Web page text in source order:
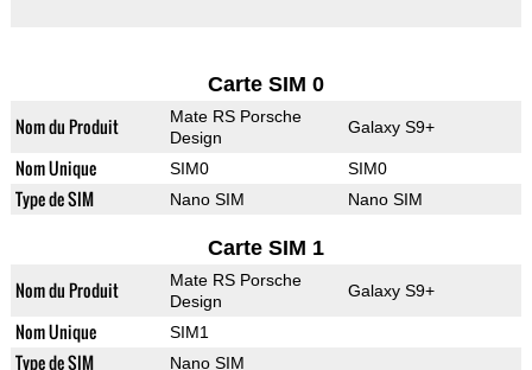
Carte SIM 0
Nom du Produit
Mate RS Porsche
Design
Galaxy S9+
Nom Unique SIM0 SIM0
Type de SIM Nano SIM Nano SIM
Carte SIM 1
Nom du Produit
Mate RS Porsche
Design
Galaxy S9+
Nom Unique SIM1
Type de SIM Nano SIM